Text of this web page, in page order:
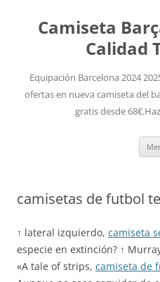
Camiseta
Calidad
Equipación Barcelona 2024
ofertas en nueva camiseta del
gratis desde
camisetas de futbol
↑ lateral izquierdo, camiseta
especie en extinción? ↑
«A tale of strips, camiseta de